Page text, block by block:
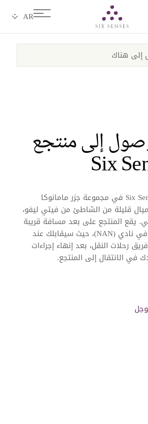
إلى منتجع
Six
يقع منتجع Six Senses Fiji في مجموعة جزر مامانوكا
قليلة من الشاطئ من فيتي ليفو،
يقع المنتجع على بعد مسافة قريبة
من المطار الدولي في نادي (NAN)، حيث سيقابلك عند
رحلات النقل، بعد إنهاء إجراءات
في الانتقال إلى المنتجع.